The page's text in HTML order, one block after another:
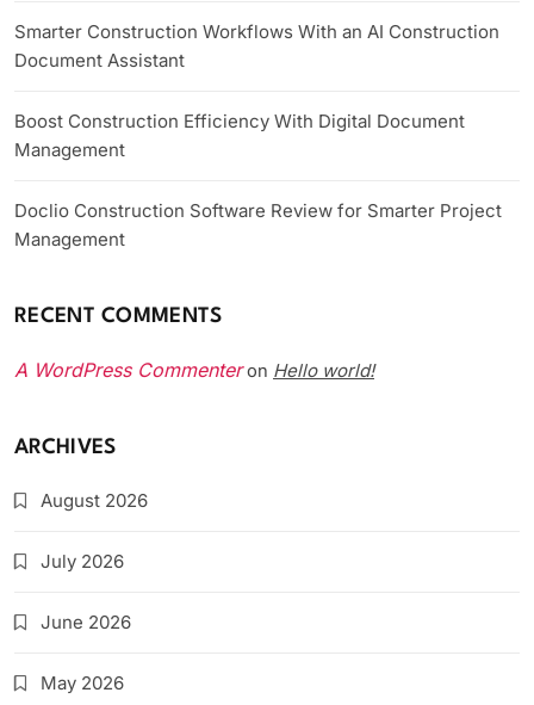
Smarter Construction Workflows With an AI Construction
Document Assistant
Boost Construction Efficiency With Digital Document
Management
Doclio Construction Software Review for Smarter Project
Management
RECENT COMMENTS
A WordPress Commenteron Hello world!
ARCHIVES
August 2026
July 2026
June 2026
May 2026